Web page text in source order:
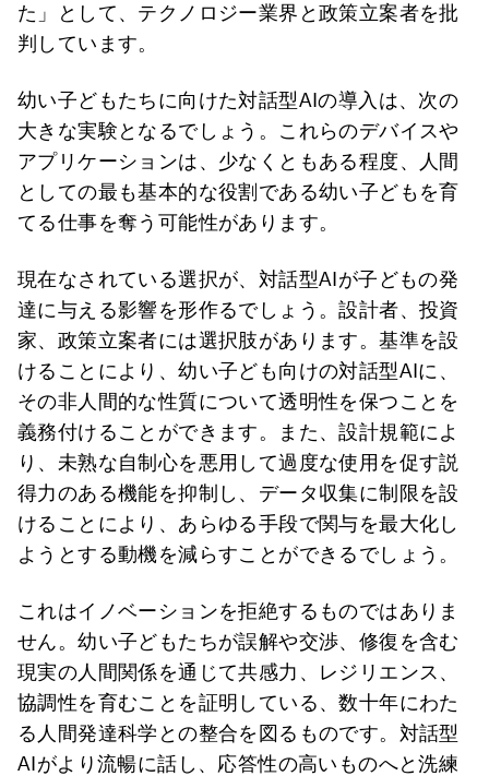
た」として、テクノロジー業界と政策立案者を批
判しています。
幼い子どもたちに向けた対話型AIの導入は、次の
大きな実験となるでしょう。これらのデバイスや
アプリケーションは、少なくともある程度、人間
としての最も基本的な役割である幼い子どもを育
てる仕事を奪う可能性があります。
現在なされている選択が、対話型AIが子どもの発
達に与える影響を形作るでしょう。設計者、投資
家、政策立案者には選択肢があります。基準を設
けることにより、幼い子ども向けの対話型AIに、
その非人間的な性質について透明性を保つことを
義務付けることができます。また、設計規範によ
り、未熟な自制心を悪用して過度な使用を促す説
得力のある機能を抑制し、データ収集に制限を設
けることにより、あらゆる手段で関与を最大化し
ようとする動機を減らすことができるでしょう。
これはイノベーションを拒絶するものではありま
せん。幼い子どもたちが誤解や交渉、修復を含む
現実の人間関係を通じて共感力、レジリエンス、
協調性を育むことを証明している、数十年にわた
る人間発達科学との整合を図るものです。対話型
AIがより流暢に話し、応答性の高いものへと洗練